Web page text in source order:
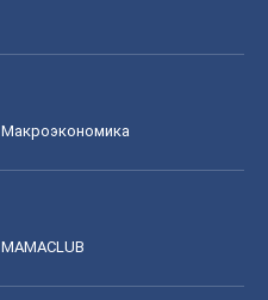
Mакроэкономика
MAMACLUB